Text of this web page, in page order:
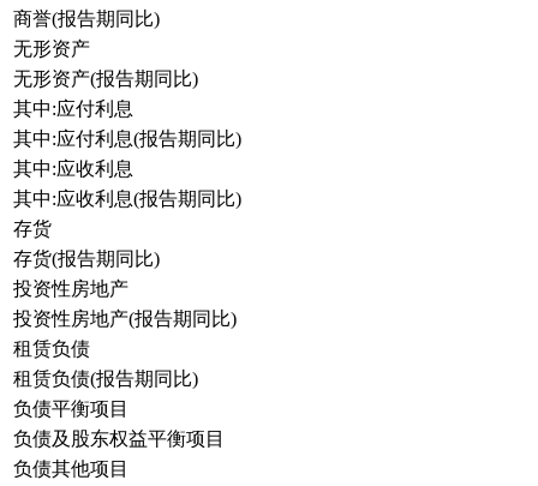
商誉(报告期同比)
无形资产
无形资产(报告期同比)
其中:应付利息
其中:应付利息(报告期同比)
其中:应收利息
其中:应收利息(报告期同比)
存货
存货(报告期同比)
投资性房地产
投资性房地产(报告期同比)
租赁负债
租赁负债(报告期同比)
负债平衡项目
负债及股东权益平衡项目
负债其他项目